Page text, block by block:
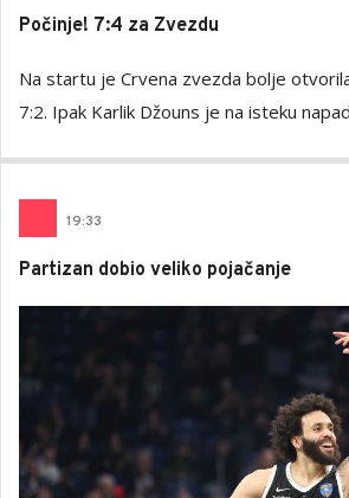
Počinje! 7:4 za Zvezdu
Na startu je Crvena zvezda bolje
7:2. Ipak Karlik Džouns je na isteku
19:33
Partizan dobio veliko pojačanje